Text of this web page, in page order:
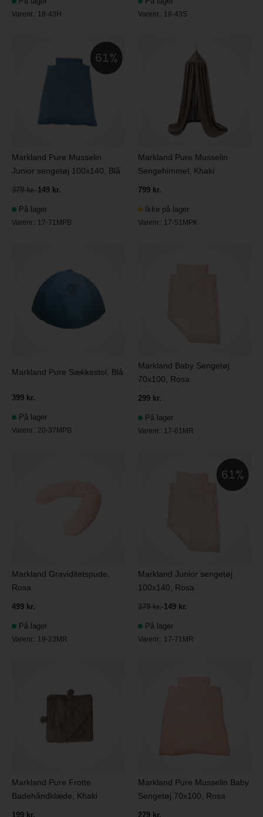
Varenr.: 18-43H Varenr.: 18-43S
61
Markland Pure Musselin
Junior sengetøj 100x140, Blå
379 kr.149 kr.
På lager
Varenr.: 17-71MPB
Markland Pure Musselin
Sengehimmel, Khaki
799 kr.
Ikke på lager
Varenr.: 17-51MPK
Markland Pure Sækkestol, Blå
399 kr.
På lager
Varenr.: 20-37MPB
Markland Baby Sengetøj
70x100, Rosa
299 kr.
På lager
Varenr.: 17-61MR
Markland Graviditetspude,
Rosa
499 kr.
På lager
Varenr.: 19-23MR
61
Markland Junior sengetøj
100x140, Rosa
379 kr.149 kr.
På lager
Varenr.: 17-71MR
Markland Pure Frotte
Badehåndklæde, Khaki
199 kr.
Markland Pure Musselin Baby
Sengetøj 70x100, Rosa
279 kr.